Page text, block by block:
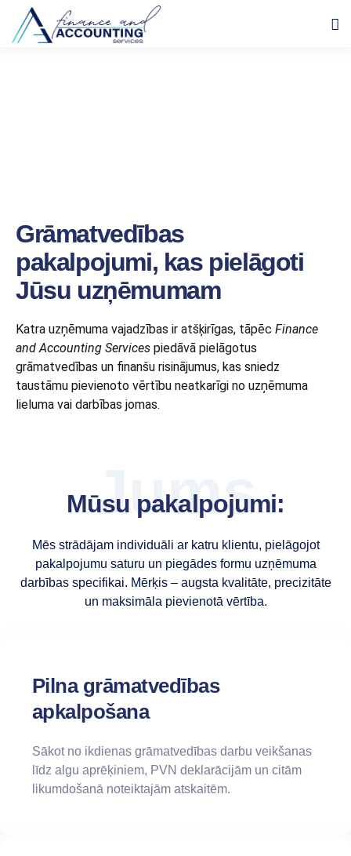
Grāmatvedības
pakalpojumi, kas pielāgoti
Jūsu uzņēmumam
Katra uzņēmuma vajadzības ir atšķirīgas, tāpēc Finance
and Accounting Services piedāvā pielāgotus
grāmatvedības un finanšu risinājumus, kas sniedz
taustāmu pievienoto vērtību neatkarīgi no uzņēmuma
lieluma vai darbības jomas.
Jums
Mūsu pakalpojumi:
Mēs strādājam individuāli ar katru klientu, pielāgojot
pakalpojumu saturu un piegādes formu uzņēmuma
darbības specifikai. Mērķis – augsta kvalitāte, precizitāte
un maksimāla pievienotā vērtība.
Pilna grāmatvedības
apkalpošana
Sākot no ikdienas grāmatvedības darbu veikšanas
līdz algu aprēķiniem, PVN deklarācijām un citām
likumdošanā noteiktajām atskaitēm.